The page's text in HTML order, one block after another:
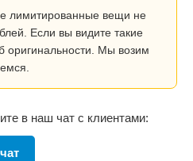
лимитированные вещи не
Если вы видите такие
оригинальности. Мы возим
в наш чат с клиентами: